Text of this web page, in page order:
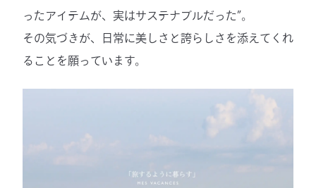
ったアイテムが、実はサステナブルだった”。
その気づきが、日常に美しさと誇らしさを添えてくれ
ることを願っています。